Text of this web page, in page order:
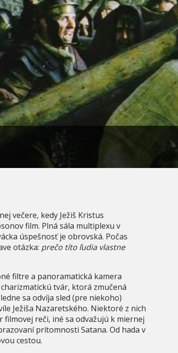
večere, kedy Ježiš Kristus
film. Plná sála multiplexu v
úspešnosť je obrovská. Počas
otázka: prečo títo ľudia vlastne
filtre a panoramatická kamera
tvár, ktorá zmučená
sa odvíja sled (pre niekoho)
Ježiša Nazaretského. Niektoré z nich
reči, iné sa odvažujú k miernej
prítomnosti Satana. Od hada v
cestou.